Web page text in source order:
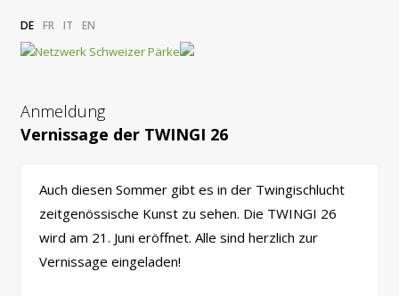
DE FR IT EN
Anmeldung
Vernissage der TWINGI 26
Auch diesen Sommer gibt es in der Twingischlucht
zeitgenössische Kunst zu sehen. Die TWINGI 26
wird am 21. Juni eröffnet. Alle sind herzlich zur
Vernissage eingeladen!